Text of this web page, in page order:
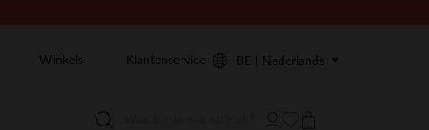
Winkels Klantenservice BE | Nederlands